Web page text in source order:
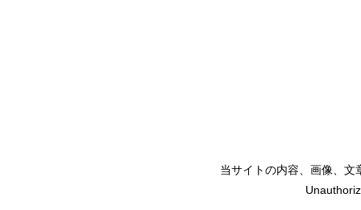
当サイトの内容、画像、